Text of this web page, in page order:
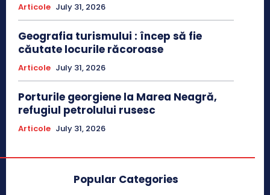
Articole July 31, 2026
Geografia turismului : încep să fie
căutate locurile răcoroase
Articole July 31, 2026
Porturile georgiene la Marea Neagră,
refugiul petrolului rusesc
Articole July 31, 2026
Popular Categories